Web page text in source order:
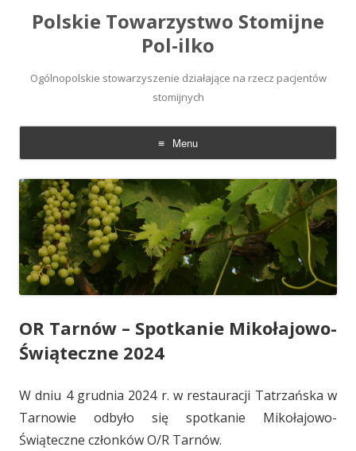
Polskie Towarzystwo Stomijne
Pol-ilko
Ogólnopolskie stowarzyszenie działające na rzecz pacjentów
stomijnych
Menu
Skip
to
content
OR Tarnów – Spotkanie Mikołajowo-
Świąteczne 2024
W dniu 4 grudnia 2024 r. w restauracji Tatrzańska w
Tarnowie odbyło się spotkanie Mikołajowo-
Świąteczne członków O/R Tarnów.